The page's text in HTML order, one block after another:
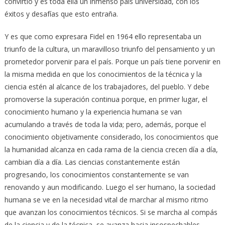
éxitos y desafías que esto entraña.
Y es que como expresara Fidel en 1964 ello representaba un
triunfo de la cultura, un maravilloso triunfo del pensamiento y un
prometedor porvenir para el país. Porque un país tiene porvenir en
la misma medida en que los conocimientos de la técnica y la
ciencia estén al alcance de los trabajadores, del pueblo. Y debe
promoverse la superación continua porque, en primer lugar, el
conocimiento humano y la experiencia humana se van
acumulando a través de toda la vida; pero, además, porque el
conocimiento objetivamente considerado, los conocimientos que
la humanidad alcanza en cada rama de la ciencia crecen día a día,
cambian día a día. Las ciencias constantemente están
progresando, los conocimientos constantemente se van
renovando y aun modificando. Luego el ser humano, la sociedad
humana se ve en la necesidad vital de marchar al mismo ritmo
que avanzan los conocimientos técnicos. Si se marcha al compás